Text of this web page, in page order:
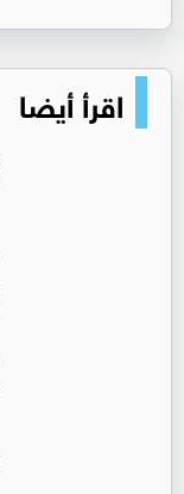
اقرأ أيضا